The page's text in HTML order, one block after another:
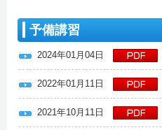
予備講習
2024年01月04日
2022年01月11日
2021年10月11日